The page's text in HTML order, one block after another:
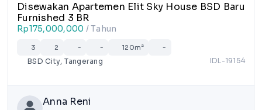
Disewakan Apartemen Elit Sky House BSD Baru
Furnished 3 BR
Rp175,000,000 / Tahun
3 2 - - 120m² -
BSD City, Tangerang IDL-19154
Anna Reni